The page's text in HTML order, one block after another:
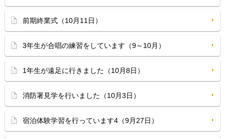
前期終業式（10月11日）
3年生が合唱の練習をしています（9～10月）
1年生が遠足に行きました（10月8日）
消防署見学を行いました（10月3日）
宿泊体験学習を行っています4（9月27日）